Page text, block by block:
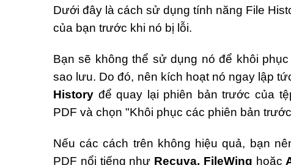
Dưới đây là cách sử dụng tính năng File
của bạn trước khi nó bị lỗi.
Bạn sẽ không thể sử dụng nó để khôi
sao lưu. Do đó, nên kích hoạt nó ngay lập
History để quay lại phiên bản trước của
PDF và chọn "Khôi phục các phiên bản
Nếu các cách trên không hiệu quả, bạn
PDF nổi tiếng như Recuva, FileWing hoặc